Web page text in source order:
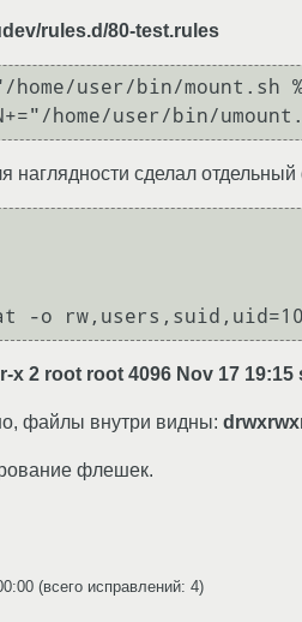
rules.d/80-test.rules
home/user/bin/mount.sh
сделал
x 2 root root 4096 Nov 17 19:15
файлы внутри видны:
флешек.
(всего исправлений: 4)